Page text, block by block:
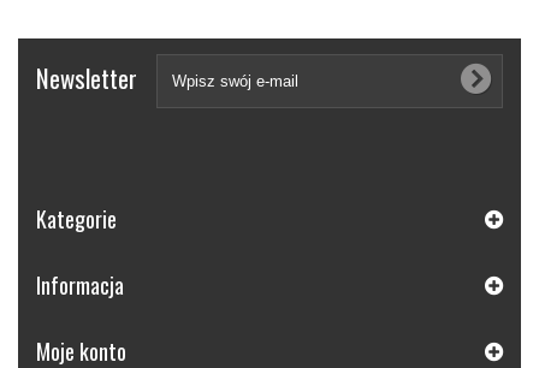
Newsletter
Kategorie
Informacja
Moje konto